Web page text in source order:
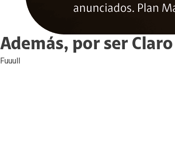
Además, por ser
Fuuull